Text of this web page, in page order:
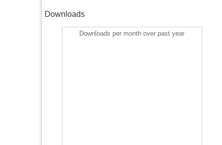
Downloads
Downloads per month over past year